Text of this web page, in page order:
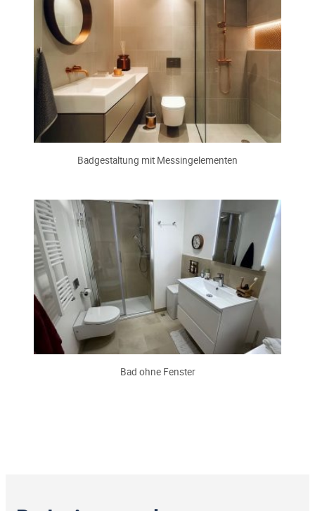
Badgestaltung mit Messingelementen
Bad ohne Fenster